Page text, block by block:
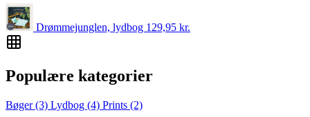
Drømmejunglen, lydbog 129,95 kr.
Populære kategorier
Bøger(3) Lydbog (4) Prints (2)